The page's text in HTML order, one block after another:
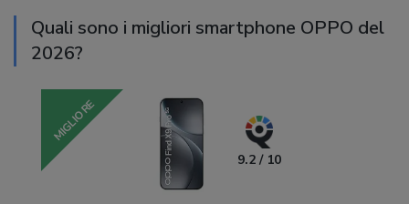
Quali sono i migliori smartphone OPPO del
2026?
MIGLIORE
9.2 / 10